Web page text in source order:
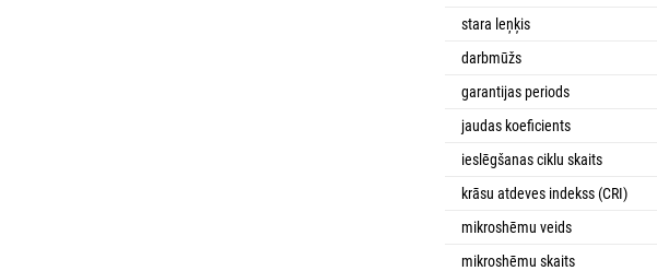
stara leņķis
darbmūžs
garantijas periods
jaudas koeficients
ieslēgšanas ciklu skaits
krāsu atdeves indekss (CRI)
mikroshēmu veids
mikroshēmu skaits